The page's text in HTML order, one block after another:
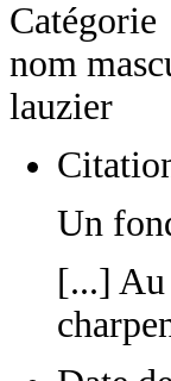
Catégorie
nom
lauzier
Un
[...] Au